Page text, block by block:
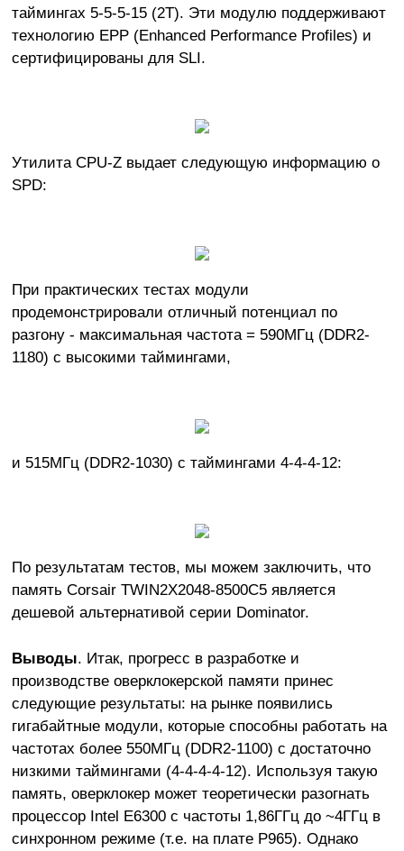
таймингах 5-5-5-15 (2Т). Эти модулю поддерживают
технологию EPP (Enhanced Performance Profiles) и
сертифицированы для SLI.
Утилита CPU-Z выдает следующую информацию о
SPD:
При практических тестах модули
продемонстрировали отличный потенциал по
разгону - максимальная частота = 590МГц (DDR2-
1180) с высокими таймингами,
и 515МГц (DDR2-1030) с таймингами 4-4-4-12:
По результатам тестов, мы можем заключить, что
память Corsair TWIN2X2048-8500C5 является
дешевой альтернативой серии Dominator.
Выводы. Итак, прогресс в разработке и
производстве оверклокерской памяти принес
следующие результаты: на рынке появились
гигабайтные модули, которые способны работать на
частотах более 550МГц (DDR2-1100) с достаточно
низкими таймингами (4-4-4-4-12). Используя такую
память, оверклокер может теоретически разогнать
процессор Intel E6300 с частоты 1,86ГГц до ~4ГГц в
синхронном режиме (т.е. на плате P965). Однако